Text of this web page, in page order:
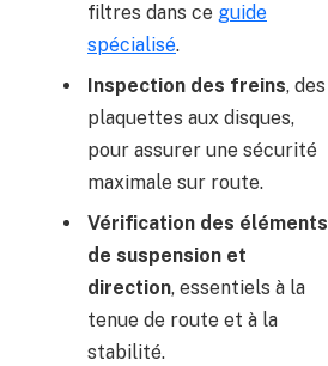
filtres dans ce guide
spécialisé.
Inspection des freins, des
plaquettes aux disques,
pour assurer une sécurité
maximale sur route.
Vérification des éléments
de suspension et
direction, essentiels à la
tenue de route et à la
stabilité.